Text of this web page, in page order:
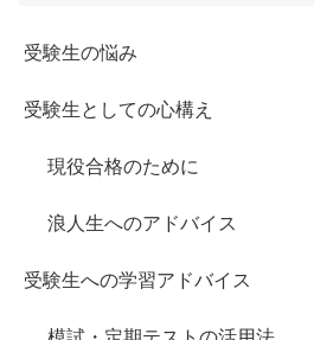
受験生の悩み
受験生としての心構え
現役合格のために
浪人生へのアドバイス
受験生への学習アドバイス